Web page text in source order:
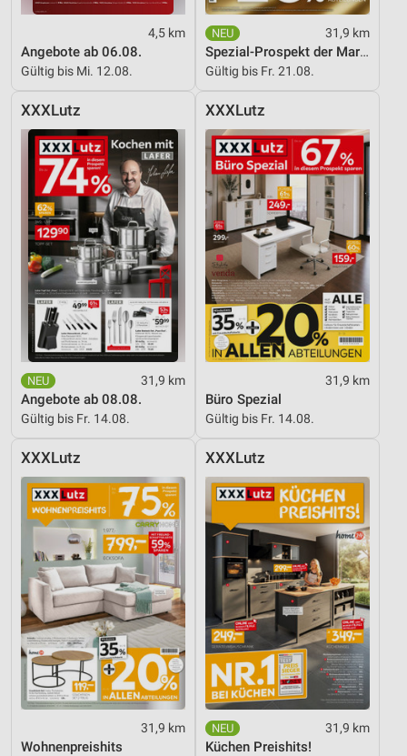
4,5 km
Angebote ab 06.08.
Gültig bis Mi. 12.08.
31,9 km
Spezial-Prospekt der Marken
Gültig bis Fr. 21.08.
XXXLutz
31,9 km
Angebote ab 08.08.
Gültig bis Fr. 14.08.
XXXLutz
31,9 km
Büro Spezial
Gültig bis Fr. 14.08.
XXXLutz
31,9 km
Wohnenpreishits
XXXLutz
31,9 km
Küchen Preishits!
Entwicklung und Verbesserung der Angebote
Verwendung reduzierter Daten zur Auswahl von
Inhalten
IAB-Besonderheiten:
Verwendung genauer Standortdaten
Geräte anhand von aktiv angeforderten
Informationen identifizieren
Nicht-IAB-Verarbeitungszwecke:
Notwendig
Performance
Funktional
Werbung